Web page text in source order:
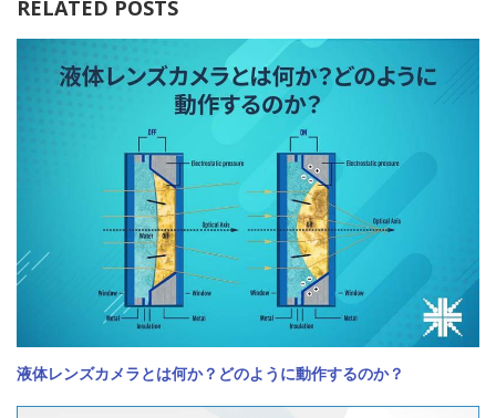
RELATED POSTS
液体レンズカメラとは何か？どのように動作するのか？